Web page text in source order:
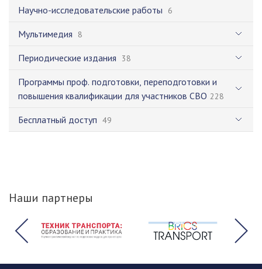
Научно-исследовательские работы 6
Мультимедия 8
Периодические издания 38
Программы проф. подготовки, переподготовки и
повышения квалификации для участников СВО 228
Бесплатный доступ 49
Наши партнеры